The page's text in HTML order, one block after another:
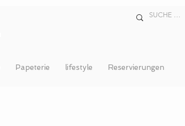
Papeterie lifestyle Reservierungen